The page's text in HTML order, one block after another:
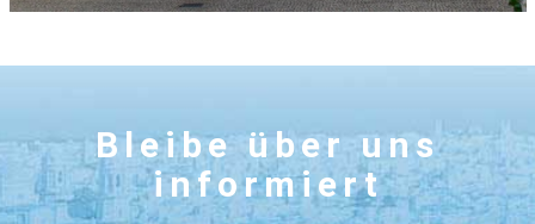
Bleibe über uns
informiert